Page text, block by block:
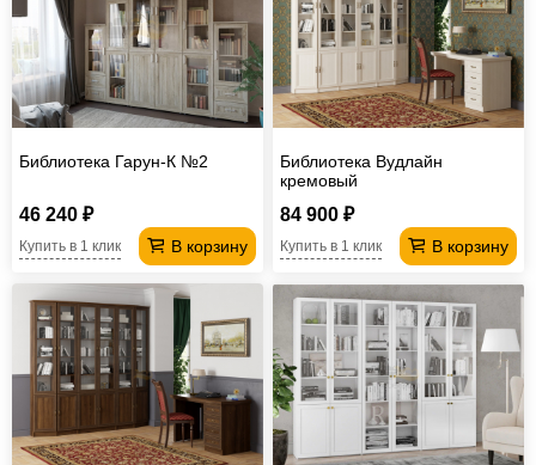
Библиотека Гарун-К №2
46 240 ₽
В корзину
Купить в 1 клик
Библиотека Вудлайн
кремовый
84 900 ₽
В корзину
Купить в 1 клик